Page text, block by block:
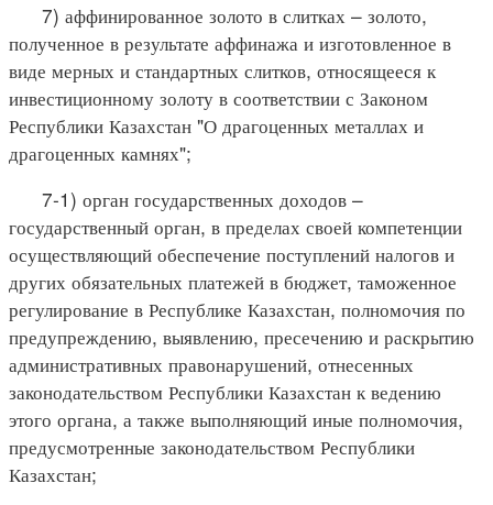
7) аффинированное золото в слитках – золото,
полученное в результате аффинажа и изготовленное в
виде мерных и стандартных слитков, относящееся к
инвестиционному золоту в соответствии с Законом
Республики Казахстан "О драгоценных металлах и
драгоценных камнях";
7-1) орган государственных доходов –
государственный орган, в пределах своей компетенции
осуществляющий обеспечение поступлений налогов и
других обязательных платежей в бюджет, таможенное
регулирование в Республике Казахстан, полномочия по
предупреждению, выявлению, пресечению и раскрытию
административных правонарушений, отнесенных
законодательством Республики Казахстан к ведению
этого органа, а также выполняющий иные полномочия,
предусмотренные законодательством Республики
Казахстан;